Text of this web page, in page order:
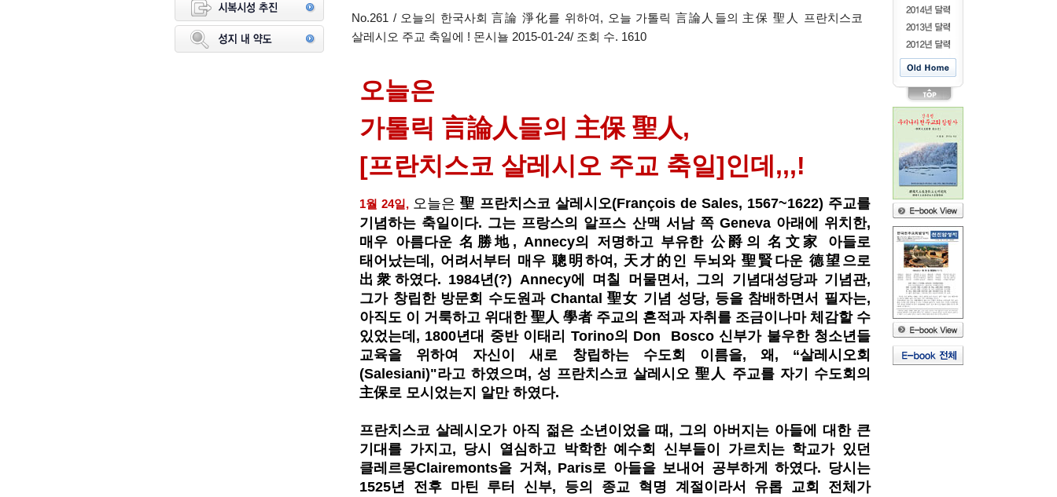
No.261 / 오늘의 한국사회 言論 淨化를 위하여, 오늘 가톨릭 言論人들의 主保 聖人 프란치스코
살레시오 주교 축일에 ! 몬시뇰 2015-01-24/ 조회 수. 1610
오늘은
가톨릭 言論人들의 主保 聖人,
[프란치스코 살레시오 주교 축일]인데,,,!
1월 24일, 오늘은 聖 프란치스코 살레시오(François de Sales, 1567~1622) 주교를
기념하는 축일이다. 그는 프랑스의 알프스 산맥 서남 쪽 Geneva 아래에 위치한,
매우 아름다운 名勝地, Annecy의 저명하고 부유한 公爵의 名文家 아들로
태어났는데, 어려서부터 매우 聰明하여, 天才的인 두뇌와 聖賢다운 德望으로
出衆하였다. 1984년(?) Annecy에 며칠 머물면서, 그의 기념대성당과 기념관,
그가 창립한 방문회 수도원과 Chantal 聖女 기념 성당, 등을 참배하면서 필자는,
아직도 이 거룩하고 위대한 聖人 學者 주교의 흔적과 자취를 조금이나마 체감할 수
있었는데, 1800년대 중반 이태리 Torino의 Don Bosco 신부가 불우한 청소년들
교육을 위하여 자신이 새로 창립하는 수도회 이름을, 왜, “살레시오회
(Salesiani)"라고 하였으며, 성 프란치스코 살레시오 聖人 주교를 자기 수도회의
主保로 모시었는지 알만 하였다.
프란치스코 살레시오가 아직 젊은 소년이었을 때, 그의 아버지는 아들에 대한 큰
기대를 가지고, 당시 열심하고 박학한 예수회 신부들이 가르치는 학교가 있던
클레르몽Clairemonts을 거쳐, Paris로 아들을 보내어 공부하게 하였다. 당시는
1525년 전후 마틴 루터 신부, 등의 종교 혁명 계절이라서 유롭 교회 전체가